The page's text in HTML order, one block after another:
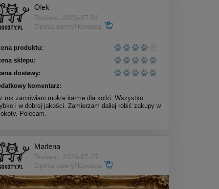
Olek
Dodano: 2026-07-31
Opinia zweryfikowana
produktu:
sklepu:
dostawy:
komentarz:
rok zamówiam mokre karme dla kotki. Wszystko
i w dobrej jakości. Zamierzam daliej robić zakupy w
Polecam.
Marlena
Dodano: 2026-07-27
Opinia zweryfikowana